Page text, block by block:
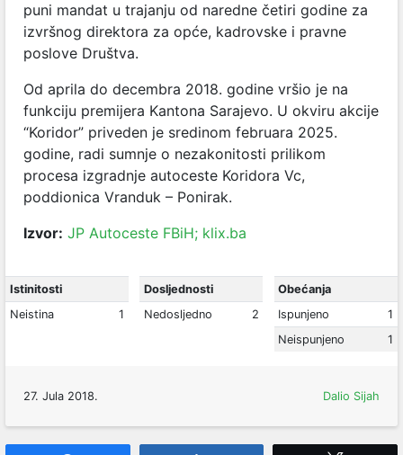
puni mandat u trajanju od naredne četiri godine za
izvršnog direktora za opće, kadrovske i pravne
poslove Društva.
Od aprila do decembra 2018. godine vršio je na
funkciju premijera Kantona Sarajevo. U okviru akcije
“Koridor” priveden je sredinom februara 2025.
godine, radi sumnje o nezakonitosti prilikom
procesa izgradnje autoceste Koridora Vc,
poddionica Vranduk – Ponirak.
Izvor: JP Autoceste FBiH; klix.ba
Istinitosti
Neistina
1
Dosljednosti
Nedosljedno
2
Obećanja
Ispunjeno
1
Neispunjeno
1
27. Jula 2018. Dalio Sijah